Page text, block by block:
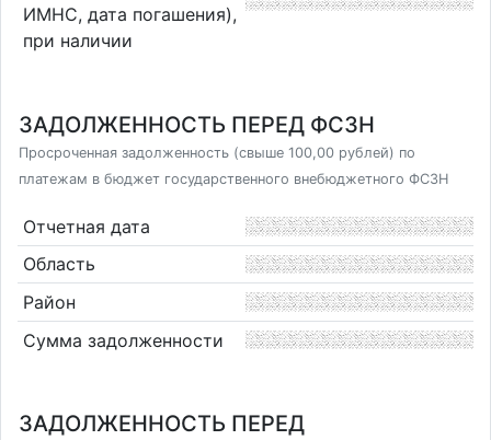
ИМНС, дата погашения),
при наличии
ЗАДОЛЖЕННОСТЬ ПЕРЕД ФСЗН
Просроченная задолженность (свыше 100,00 рублей) по
платежам в бюджет государственного внебюджетного ФСЗН
Отчетная дата
Область
Район
Сумма задолженности
ЗАДОЛЖЕННОСТЬ ПЕРЕД